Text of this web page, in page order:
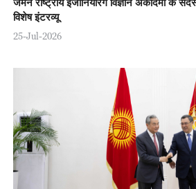
विशेष इंटरव्यू
25-Jul-2026